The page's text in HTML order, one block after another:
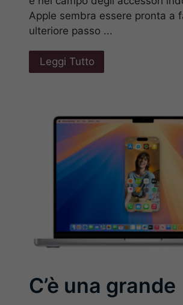
Apple sembra essere pronta a
ulteriore passo ...
Leggi Tutto
C’è una grande